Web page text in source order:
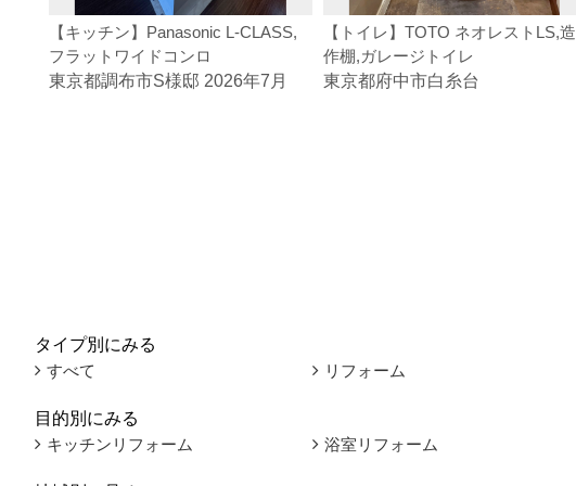
【キッチン】Panasonic L-CLASS,
フラットワイドコンロ
東京都調布市S様邸 2026年7月
【トイレ】TOTO ネオレストLS,造
作棚,ガレージトイレ
東京都府中市白糸台
タイプ別にみる
すべて
リフォーム
目的別にみる
キッチンリフォーム
浴室リフォーム